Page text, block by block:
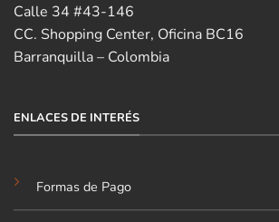
Calle 34 #43-146
CC. Shopping Center, Oficina BC16
Barranquilla – Colombia
ENLACES DE INTERÉS
Formas de Pago